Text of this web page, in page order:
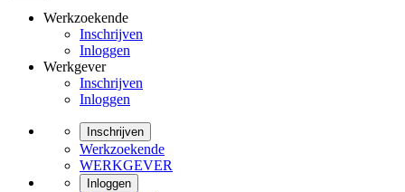
Werkzoekende
Inschrijven
Inloggen
Werkgever
Inschrijven
Inloggen
Inschrijven
Werkzoekende
WERKGEVER
Inloggen